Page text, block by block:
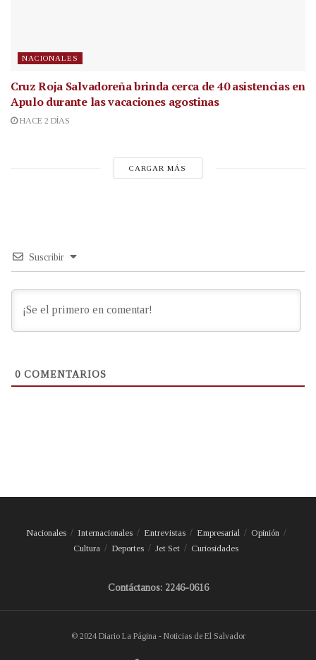
NACIONALES
Cruz Roja Salvadoreña brinda cerca de 40 asistencias en
Apulo durante las vacaciones agostinas
HACE 2 DÍAS
CARGAR MÁS
Suscribir
0 COMENTARIOS
Nacionales Internacionales Entrevistas Empresarial
Opinión
Cultura
Deportes Jet Set Curiosidades
Contáctanos: 2246-0616
© 2024 Diario La Página - Noticias de El Salvador